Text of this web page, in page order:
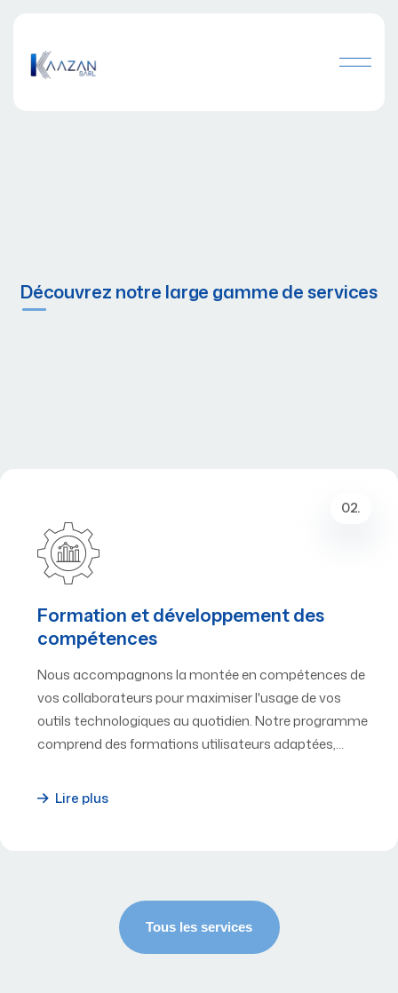
Découvrez notre large gamme de services
02.
Formation et développement des
compétences
Nous accompagnons la montée en compétences de
vos collaborateurs pour maximiser l'usage de vos
outils technologiques au quotidien. Notre programme
comprend des formations utilisateurs adaptées,…
Lire plus